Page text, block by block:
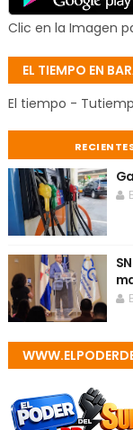
Clic en la Imagen
EL TIEMPO EN
El tiempo -